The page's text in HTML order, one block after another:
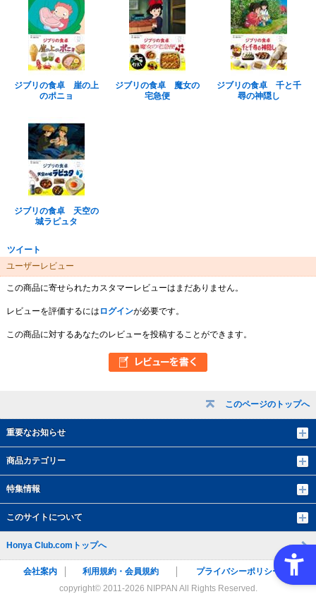
このページのトップへ
重要なお知らせ
商品カテゴリー
特集情報
このサイトについて
ジブリの食卓 崖の上
のポニョ
ジブリの食卓 魔女の
宅急便
ジブリの食卓 千と千
尋の神隠し
ジブリの食卓 天空の
城ラピュタ
ツイート
ユーザーレビュー
この商品に寄せられたカスタマーレビューはまだありません。
レビューを評価するには ログインが必要です。
この商品に対するあなたのレビューを投稿することができます。
Honya Club.comトップへ
会社案内 利用規約・会員規約
プライバシーポリシー
copyright© 2011-2026 NIPPAN All Rights Reserved.